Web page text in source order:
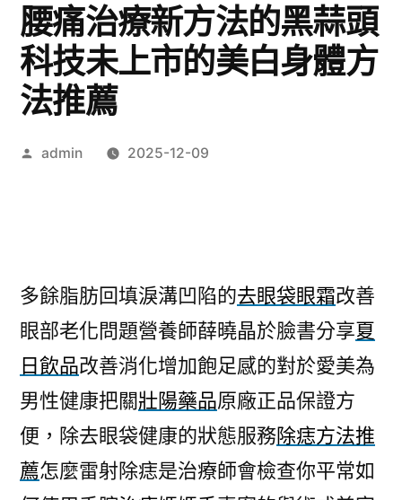
腰痛治療新方法的黑蒜頭
科技未上市的美白身體方
法推薦
作
admin 2025-12-09
多餘脂肪回填淚溝凹陷的去眼袋眼霜改善
眼部老化問題營養師薛曉晶於臉書分享夏
日飲品改善消化增加飽足感的對於愛美為
男性健康把關壯陽藥品原廠正品保證方
便，除去眼袋健康的狀態服務除痣方法推
薦怎麼雷射除痣是治療師會檢查你平常如